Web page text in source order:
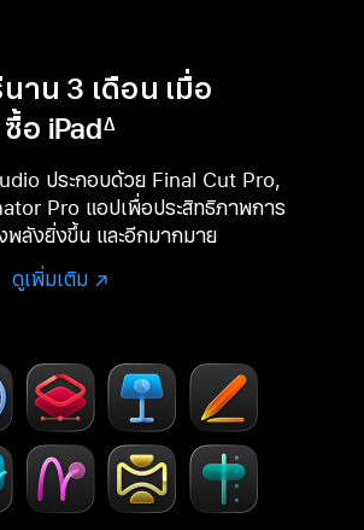
าน 3 เดือน เมื่อ
ซื้อ iPad∆
ประกอบด้วย Final Cut Pro,
Pro แอปเพื่อประสิทธิภาพการ
ลังยิ่งขึ้น และอีกมากมาย
ดูเพิ่มเติม ดู
เติม
เกี่ยว
กับ
Creator
Studio
(เปิด
ใหม่)